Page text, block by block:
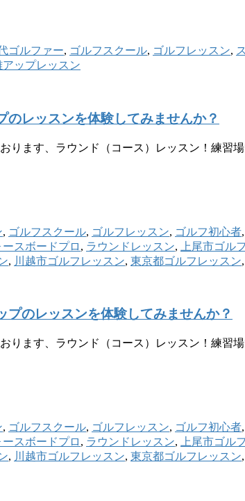
ゴルファー, ゴルフスクール, ゴルフレッスン,
アップレッスン
のレッスンを体験してみませんか？
ります、ラウンド（コース）レッスン！練習
, ゴルフスクール, ゴルフレッスン, ゴルフ初心者,
ースボードプロ , ラウンドレッスン, 上尾市ゴル
, 川越市ゴルフレッスン, 東京都ゴルフレッスン,
プのレッスンを体験してみませんか？
ります、ラウンド（コース）レッスン！練習
, ゴルフスクール, ゴルフレッスン, ゴルフ初心者,
ースボードプロ , ラウンドレッスン, 上尾市ゴル
, 川越市ゴルフレッスン, 東京都ゴルフレッスン,